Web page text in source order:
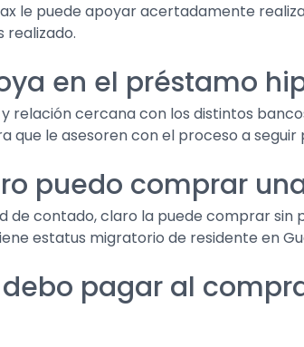
le puede apoyar acertadamente
realizado.
en el préstamo
relación cercana con los distintos
que le asesoren con el proceso a
puedo comprar
de contado, claro la puede comprar
estatus migratorio de residente en
pagar al